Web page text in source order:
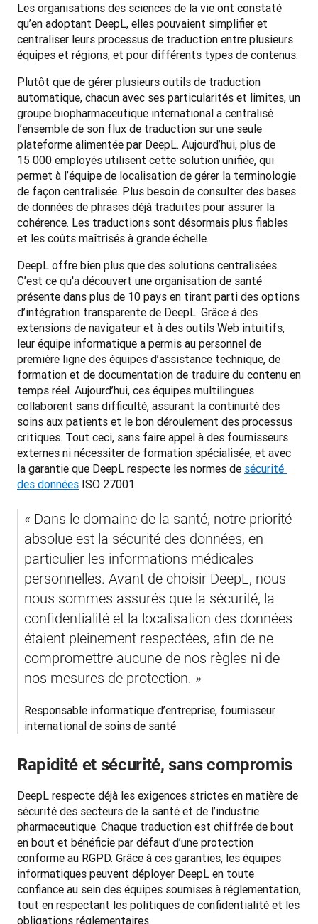
Les organisations des sciences de la vie ont constaté
qu’en adoptant DeepL, elles pouvaient simplifier et
centraliser leurs processus de traduction entre plusieurs
équipes et régions, et pour différents types de contenus.
Plutôt que de gérer plusieurs outils de traduction
automatique, chacun avec ses particularités et limites, un
groupe biopharmaceutique international a centralisé
l’ensemble de son flux de traduction sur une seule
plateforme alimentée par DeepL. Aujourd’hui, plus de
15 000 employés utilisent cette solution unifiée, qui
permet à l’équipe de localisation de gérer la terminologie
de façon centralisée. Plus besoin de consulter des bases
de données de phrases déjà traduites pour assurer la
cohérence. Les traductions sont désormais plus fiables
et les coûts maîtrisés à grande échelle.
DeepL offre bien plus que des solutions centralisées.
C’est ce qu'a découvert une organisation de santé
présente dans plus de 10 pays en tirant parti des options
d’intégration transparente de DeepL. Grâce à des
extensions de navigateur et à des outils Web intuitifs,
leur équipe informatique a permis au personnel de
première ligne des équipes d’assistance technique, de
formation et de documentation de traduire du contenu en
temps réel. Aujourd’hui, ces équipes multilingues
collaborent sans difficulté, assurant la continuité des
soins aux patients et le bon déroulement des processus
critiques. Tout ceci, sans faire appel à des fournisseurs
externes ni nécessiter de formation spécialisée, et avec
la garantie que DeepL respecte les normes de sécurité
des données ISO 27001.
« Dans le domaine de la santé, notre priorité
absolue est la sécurité des données, en
particulier les informations médicales
personnelles. Avant de choisir DeepL, nous
nous sommes assurés que la sécurité, la
confidentialité et la localisation des données
étaient pleinement respectées, afin de ne
compromettre aucune de nos règles ni de
nos mesures de protection. »
Responsable informatique d’entreprise, fournisseur
international de soins de santé
Rapidité et sécurité, sans compromis
DeepL respecte déjà les exigences strictes en matière de
sécurité des secteurs de la santé et de l’industrie
pharmaceutique. Chaque traduction est chiffrée de bout
en bout et bénéficie par défaut d’une protection
conforme au RGPD. Grâce à ces garanties, les équipes
informatiques peuvent déployer DeepL en toute
confiance au sein des équipes soumises à réglementation,
tout en respectant les politiques de confidentialité et les
obligations réglementaires.